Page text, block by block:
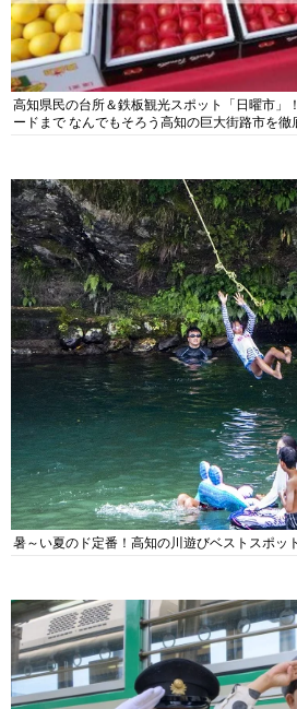
高知県民の台所＆鉄板観光スポット「日曜市」
ードまで なんでもそろう高知の巨大街路市を徹
暑～い夏のド定番！高知の川遊びベストスポッ